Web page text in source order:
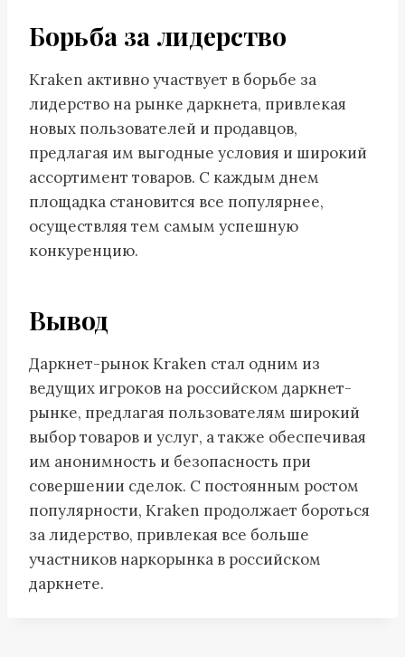
Борьба за лидерство
Kraken активно участвует в борьбе за
лидерство на рынке даркнета, привлекая
новых пользователей и продавцов,
предлагая им выгодные условия и широкий
ассортимент товаров. С каждым днем
площадка становится все популярнее,
осуществляя тем самым успешную
конкуренцию.
Вывод
Даркнет-рынок Kraken стал одним из
ведущих игроков на российском даркнет-
рынке, предлагая пользователям широкий
выбор товаров и услуг, а также обеспечивая
им анонимность и безопасность при
совершении сделок. С постоянным ростом
популярности, Kraken продолжает бороться
за лидерство, привлекая все больше
участников наркорынка в российском
даркнете.